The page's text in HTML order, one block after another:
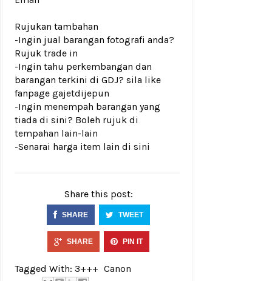
Rujukan tambahan
-Ingin jual barangan fotografi anda?
Rujuk trade in
-Ingin tahu perkembangan dan
barangan terkini di GDJ? sila like
fanpage gajetdijepun
-Ingin menempah barangan yang
tiada di sini? Boleh rujuk di
tempahan lain-lain
-Senarai harga item lain di sini
Share this post:
SHARE TWEET
SHARE PIN IT
Tagged With: 3+++ Canon